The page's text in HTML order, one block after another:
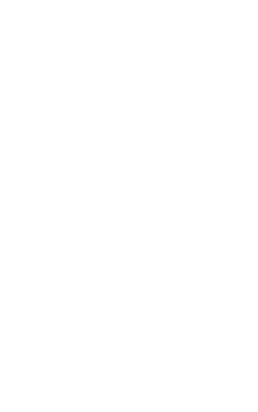
में पूरी की। वह 19 वर्ष की
के लिए उन्हें विशिष्ट फ्लाइंग
हाथ में थी। अपने कुशल नेतृत्व
कमोडोर बनने के बाद उन्हें एक
गई। वह पहले ऐसे वायु सेना